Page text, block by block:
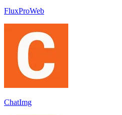
FluxProWeb
ChatImg